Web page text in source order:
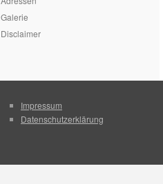
Galerie
Disclaimer
Impressum
Datenschutzerklärung